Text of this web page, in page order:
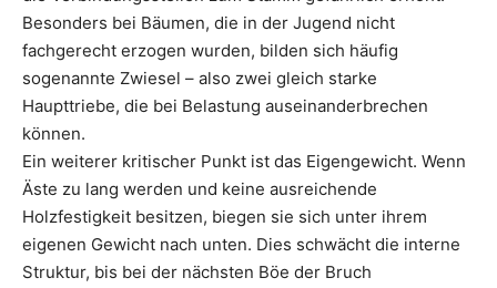
Besonders bei Bäumen, die in der Jugend nicht
fachgerecht erzogen wurden, bilden sich häufig
sogenannte Zwiesel – also zwei gleich starke
Haupttriebe, die bei Belastung auseinanderbrechen
können.
Ein weiterer kritischer Punkt ist das Eigengewicht. Wenn
Äste zu lang werden und keine ausreichende
Holzfestigkeit besitzen, biegen sie sich unter ihrem
eigenen Gewicht nach unten. Dies schwächt die interne
Struktur, bis bei der nächsten Böe der Bruch